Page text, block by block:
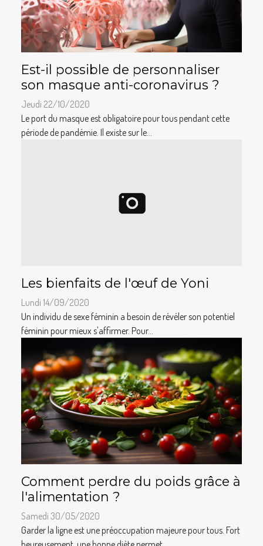
Est-il possible de personnaliser
son masque anti-coronavirus ?
Jeudi 22/10/2020
Le port du masque est obligatoire pour tous pendant cette
période de pandémie. Il existe sur le...
Les bienfaits de l'œuf de Yoni
Lundi 14/09/2020
Un individu de sexe féminin a besoin de révéler son potentiel
féminin pour mieux s'affirmer. Pour...
Comment perdre du poids grâce à
l'alimentation ?
Samedi 30/05/2020
Garder la ligne est une préoccupation majeure pour tous. Fort